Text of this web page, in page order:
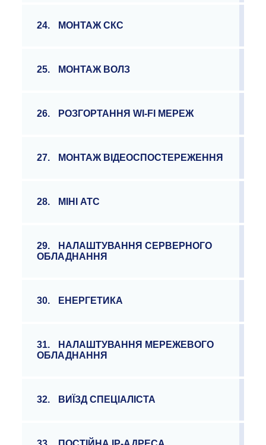
24. МОНТАЖ СКС
25. МОНТАЖ ВОЛЗ
26. РОЗГОРТАННЯ WI-FI МЕРЕЖ
27. МОНТАЖ ВІДЕОСПОСТЕРЕЖЕННЯ
28. МІНІ АТС
29.
НАЛАШТУВАННЯ СЕРВЕРНОГО
ОБЛАДНАННЯ
30. ЕНЕРГЕТИКА
31.
НАЛАШТУВАННЯ МЕРЕЖЕВОГО
ОБЛАДНАННЯ
32. ВИЇЗД СПЕЦІАЛІСТА